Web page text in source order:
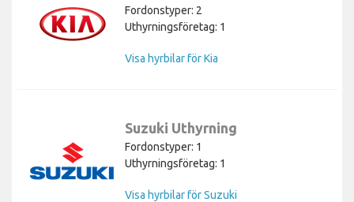
Fordonstyper: 2
Uthyrningsföretag: 1
Visa hyrbilar för Kia
Suzuki Uthyrning
Fordonstyper: 1
Uthyrningsföretag: 1
Visa hyrbilar för Suzuki